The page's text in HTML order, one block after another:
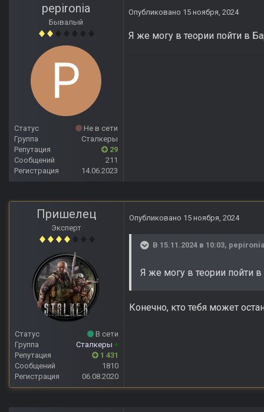
pepironia
Бывалый
Статус
Не в сети
Группа
Сталкеры
Репутация
29
Сообщений
211
Регистрация
14.06.2023
Опубликовано 15 ноября, 2024
Я же могу в теории пойти в
Пришелец
Эксперт
Статус
В сети
Группа
Сталкеры +
Репутация
1 431
Сообщений
1810
Регистрация
06.08.2020
Опубликовано 15 ноября, 2024
В 15.11.2024 в 10:03,
Я же могу в теории пойти
Конечно, кто тебя может